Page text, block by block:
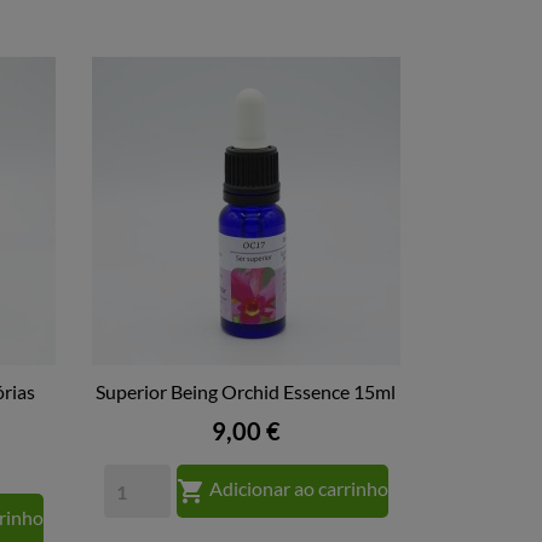
VISTA RÁPIDA
Superior Being Orchid Essence 15ml
Preço
9,00 €
 Adicionar ao carrinho